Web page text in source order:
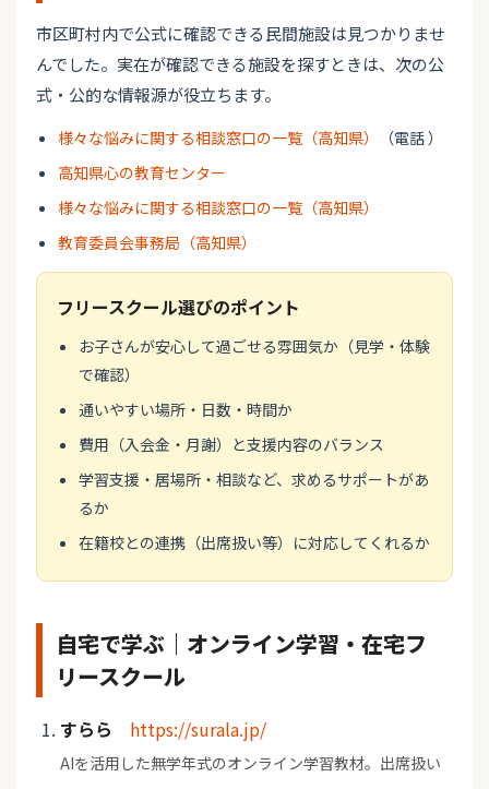
市区町村内で公式に確認できる民間施設は見つかりませ
んでした。実在が確認できる施設を探すときは、次の公
式・公的な情報源が役立ちます。
様々な悩みに関する相談窓口の一覧（高知県）
（電話 ）
高知県心の教育センター
様々な悩みに関する相談窓口の一覧（高知県）
教育委員会事務局（高知県）
フリースクール選びのポイント
お子さんが安心して過ごせる雰囲気か（見学・体験
で確認）
通いやすい場所・日数・時間か
費用（入会金・月謝）と支援内容のバランス
学習支援・居場所・相談など、求めるサポートがあ
るか
在籍校との連携（出席扱い等）に対応してくれるか
自宅で学ぶ｜オンライン学習・在宅フ
リースクール
すらら https://surala.jp/
AIを活用した無学年式のオンライン学習教材。出席扱い